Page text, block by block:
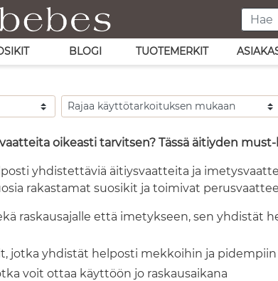
BLOGI TUOTEMERKIT
oikeasti tarvitsen? Tässä äitiyden
yhdistettäviä äitiysvaatteita ja
rakastamat suosikit ja toimivat
raskausajalle että imetykseen, sen yhdistät
jotka yhdistät helposti mekkoihin ja
voit ottaa käyttöön jo raskausaikana